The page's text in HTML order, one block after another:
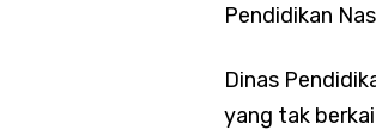
Pendidikan
Dinas
yang tak